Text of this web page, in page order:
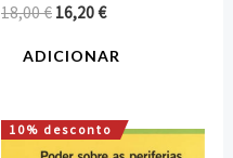
18,00€ 16,20€
ADICIONAR
10% desconto
O
O